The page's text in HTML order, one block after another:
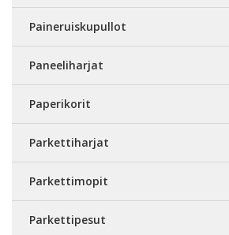
Paineruiskupullot
Paneeliharjat
Paperikorit
Parkettiharjat
Parkettimopit
Parkettipesut